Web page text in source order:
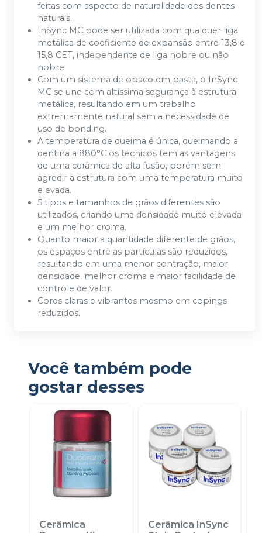
feitas com aspecto de naturalidade dos dentes
naturais.
InSync MC pode ser utilizada com qualquer liga
metálica de coeficiente de expansão entre 13,8 e
15,8 CET, independente de liga nobre ou não
nobre
Com um sistema de opaco em pasta, o InSync
MC se une com altíssima segurança à estrutura
metálica, resultando em um trabalho
extremamente natural sem a necessidade de
uso de bonding.
A temperatura de queima é única, queimando a
dentina a 880°C os técnicos tem as vantagens
de uma cerâmica de alta fusão, porém sem
agredir a estrutura com uma temperatura muito
elevada.
5 tipos e tamanhos de grãos diferentes são
utilizados, criando uma densidade muito elevada
e um melhor croma.
Quanto maior a quantidade diferente de grãos,
os espaços entre as partículas são reduzidos,
resultando em uma menor contração, maior
densidade, melhor croma e maior facilidade de
controle de valor.
Cores claras e vibrantes mesmo em copings
reduzidos.
Você também pode
gostar desses
Cerâmica
Cerâmica InSync